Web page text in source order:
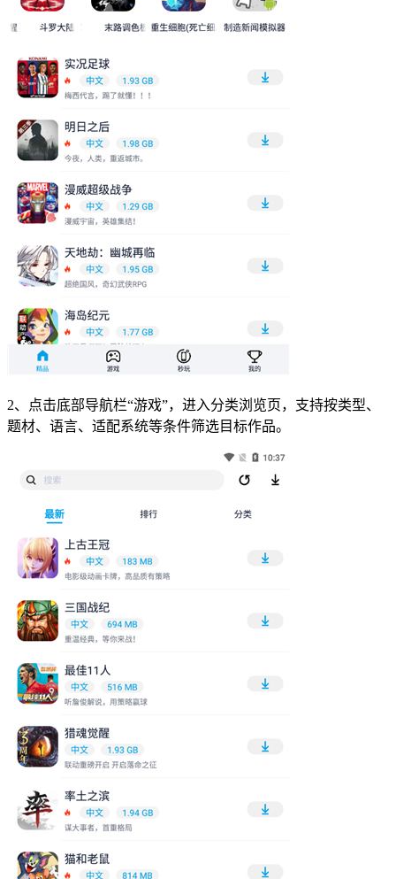
2、点击底部导航栏“游戏”，进入分类浏览页，支持按类型、
题材、语言、适配系统等条件筛选目标作品。